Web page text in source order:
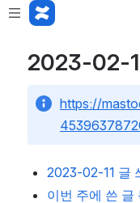
2023-02-
https://
2023-02-11 글
이번 주에 쓴 글